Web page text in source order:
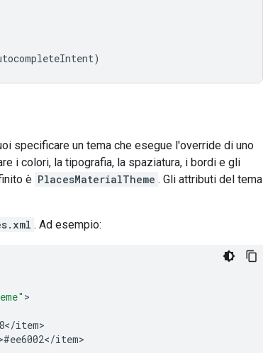
)
specificare un tema che esegue l'override di uno
i colori, la tipografia, la spaziatura, i bordi e gli
è PlacesMaterialTheme . Gli attributi del tema
. Ad esempio:
</item
#ee6002</item